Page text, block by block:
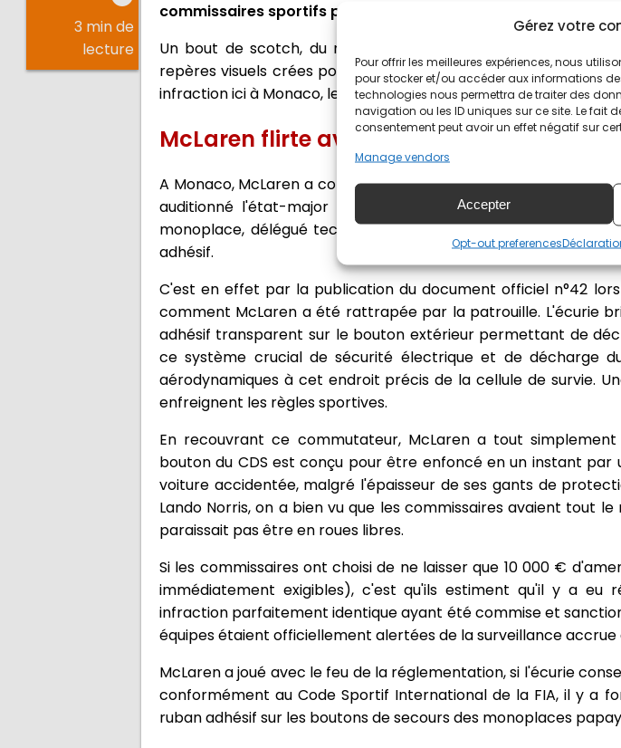
Gérez votre
Pour offrir les meilleures expériences, nous
pour stocker et/ou accéder aux informations
technologies nous permettra de traiter des
navigation ou les ID uniques sur ce site. Le fait
consentement peut avoir un effet négatif sur
Manage vendors
Accepter
Opt-out preferences
3 min de
lecture
commissaires sportifs pour une infraction technique.
Un bout de scotch, du ruban adhésif est la raison de cette
repères visuels crées pour Lando Norris en 2025 sur les
infraction ici à Monaco, les rubans adhésifs font parler de
McLaren flirte avec le souci du détail à
A Monaco, McLaren a confondu optimisation et obstruction.
auditionné l'état-major technique de l'écurie ainsi qu'une
monoplace, délégué technique, ingénieurs électronique et
adhésif.
C'est en effet par la publication du document officiel n°42
comment McLaren a été rattrapée par la patrouille. L'écurie
adhésif transparent sur le bouton extérieur permettant de
ce système crucial de sécurité électrique et de décharge
aérodynamiques à cet endroit précis de la cellule de survie.
enfreignent les règles sportives.
En recouvrant ce commutateur, McLaren a tout
bouton du CDS est conçu pour être enfoncé en un instant
voiture accidentée, malgré l'épaisseur de ses gants de
Lando Norris, on a bien vu que les commissaires avaient tout
paraissait pas être en roues libres.
Si les commissaires ont choisi de ne laisser que 10 000 €
immédiatement exigibles), c'est qu'ils estiment qu'il y a eu
infraction parfaitement identique ayant été commise et
équipes étaient officiellement alertées de la surveillance accrue
McLaren a joué avec le feu de la réglementation, si l'écurie
conformément au Code Sportif International de la FIA, il y a
ruban adhésif sur les boutons de secours des monoplaces